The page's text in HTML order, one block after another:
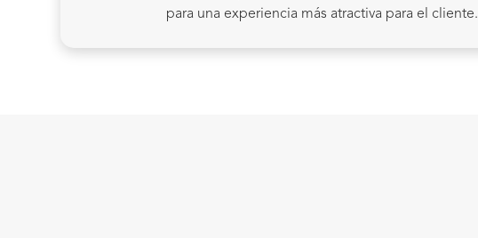
para una experiencia más atractiva para el cliente.